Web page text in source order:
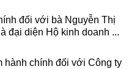
đối với bà Nguyễn Thị
đại diện Hộ kinh doanh ...
hành chính đối với Công ty